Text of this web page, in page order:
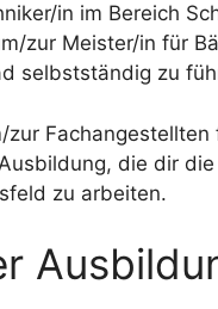
in im Bereich
zur Meister/in für
selbstständig zu
die dir
zu arbeiten.